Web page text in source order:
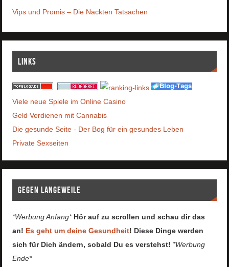
Vips und Promis – Die Nackten Tatsachen
Links
Viele neue Spiele im Online Casino
Geld Verdienen mit Cannabis
Die gesunde Seite - Der Bog für ein gesundes Leben
Private Sexseiten
Gegen Langeweile
*Werbung Anfang* Hör auf zu scrollen und schau dir das
an! Es geht um deine Gesundheit! Diese Dinge werden
sich für Dich ändern, sobald Du es verstehst! *Werbung
Ende*